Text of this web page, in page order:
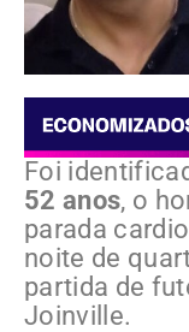
Foi
52 anos, o
parada
noite de
partida de
Joinville.